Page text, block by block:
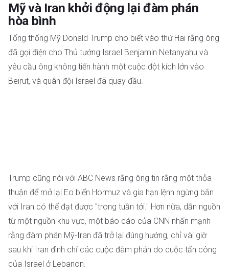
Mỹ và Iran khởi động lại đàm phán
hòa bình
Tổng thống Mỹ Donald Trump cho biết vào thứ Hai rằng ông
đã gọi điện cho Thủ tướng Israel Benjamin Netanyahu và
yêu cầu ông không tiến hành một cuộc đột kích lớn vào
Beirut, và quân đội Israel đã quay đầu.
Trump cũng nói với ABC News rằng ông tin rằng một thỏa
thuận để mở lại Eo biển Hormuz và gia hạn lệnh ngừng bắn
với Iran có thể đạt được "trong tuần tới." Hơn nữa, dẫn nguồn
từ một nguồn khu vực, một báo cáo của CNN nhấn mạnh
rằng đàm phán Mỹ-Iran đã trở lại đúng hướng, chỉ vài giờ
sau khi Iran đình chỉ các cuộc đàm phán do cuộc tấn công
của Israel ở Lebanon.